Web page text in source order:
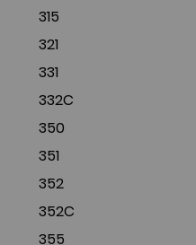
315
321
331
332C
350
351
352
352C
355